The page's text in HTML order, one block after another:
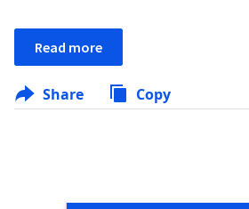
Read more
Share Copy